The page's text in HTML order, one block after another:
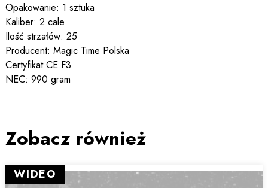
Opakowanie: 1 sztuka
Kaliber: 2 cale
Ilość strzałów: 25
Producent: Magic Time Polska
Certyfikat CE F3
NEC: 990 gram
Zobacz również
WIDEO